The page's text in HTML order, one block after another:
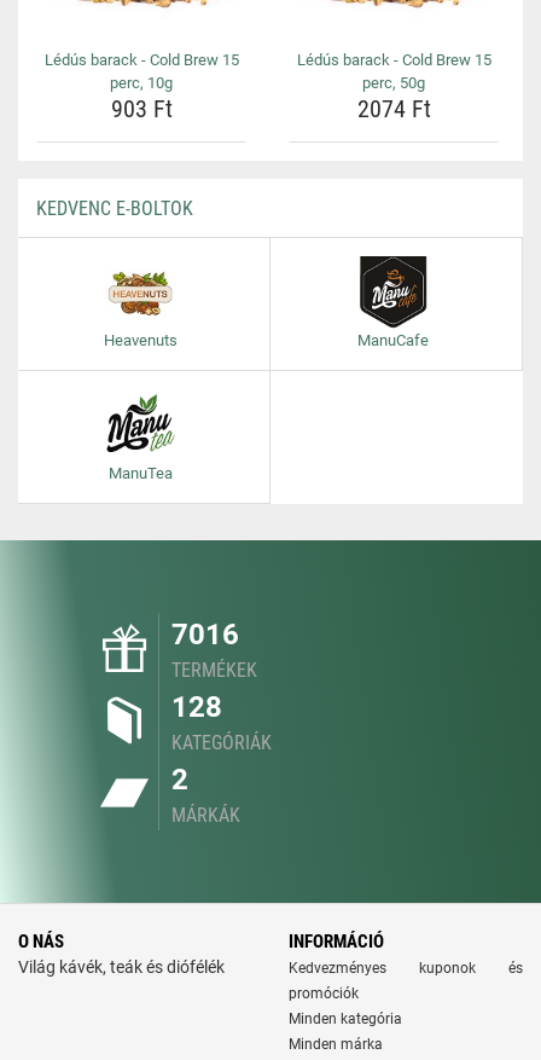
Lédús barack - Cold Brew 15
perc, 10g
903 Ft
Lédús barack - Cold Brew 15
perc, 50g
2074 Ft
KEDVENC E-BOLTOK
Heavenuts ManuCafe
ManuTea
7016
TERMÉKEK
128
KATEGÓRIÁK
2
MÁRKÁK
O NÁS
Világ kávék, teák és diófélék
INFORMÁCIÓ
Kedvezményes kuponok és
promóciók
Minden kategória
Minden márka